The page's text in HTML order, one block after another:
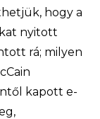
hogy a
nyitott
rá; milyen
kapott e-